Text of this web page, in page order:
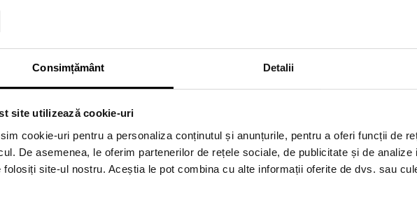
Consimțământ Detalii
site utilizează cookie-uri
cookie-uri pentru a personaliza conținutul și anunțurile, pentru a oferi funcții de
De asemenea, le oferim partenerilor de rețele sociale, de publicitate și de
folosiți site-ul nostru. Aceștia le pot combina cu alte informații oferite de dvs. sau